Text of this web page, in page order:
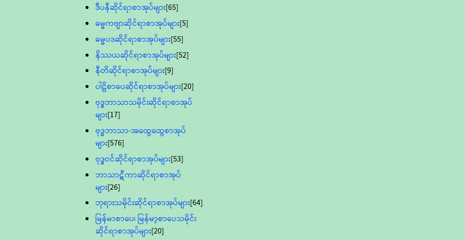
ဒီပနီဆိုင်ရာစာအုပ်များ[65]
ဓမ္မကဗျာဆိုင်ရာစာအုပ်များ[5]
ဓမ္မပဒဆိုင်ရာစာအုပ်များ[55]
နိဿယဆိုင်ရာစာအုပ်များ[52]
နီတိဆိုင်ရာစာအုပ်များ[9]
ပါဠိစာပေဆိုင်ရာစာအုပ်များ[20]
ဗုဒ္ဓဘာသာသမိုင်းဆိုင်ရာစာအုပ်
များ[17]
ဗုဒ္ဓဘာသာ-အထွေထွေစာအုပ်
များ[576]
ဗုဒ္ဓဝင်ဆိုင်ရာစာအုပ်များ[53]
ဘာသာဋီကာဆိုင်ရာစာအုပ်
များ[26]
ဘုရားသမိုင်းဆိုင်ရာစာအုပ်များ[64]
မြန်မာစာပေ၊ မြန်မာ့စာပေသမိုင်း
ဆိုင်ရာစာအုပ်များ[20]